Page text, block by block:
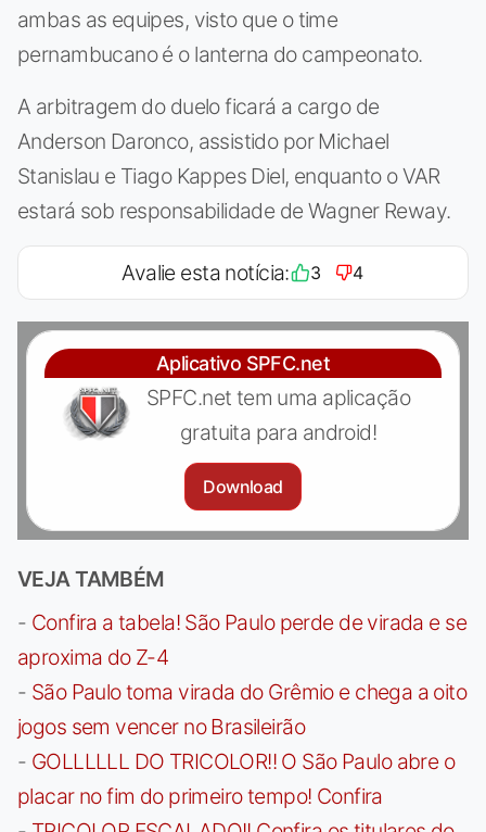
ambas as equipes, visto que o time
pernambucano é o lanterna do campeonato.
A arbitragem do duelo ficará a cargo de
Anderson Daronco, assistido por Michael
Stanislau e Tiago Kappes Diel, enquanto o VAR
estará sob responsabilidade de Wagner Reway.
Avalie esta notícia: 3 4
Aplicativo SPFC.net
SPFC.net tem uma aplicação
gratuita para android!
Download
VEJA TAMBÉM
- Confira a tabela! São Paulo perde de virada e se
aproxima do Z-4
- São Paulo toma virada do Grêmio e chega a oito
jogos sem vencer no Brasileirão
- GOLLLLLL DO TRICOLOR!! O São Paulo abre o
placar no fim do primeiro tempo! Confira